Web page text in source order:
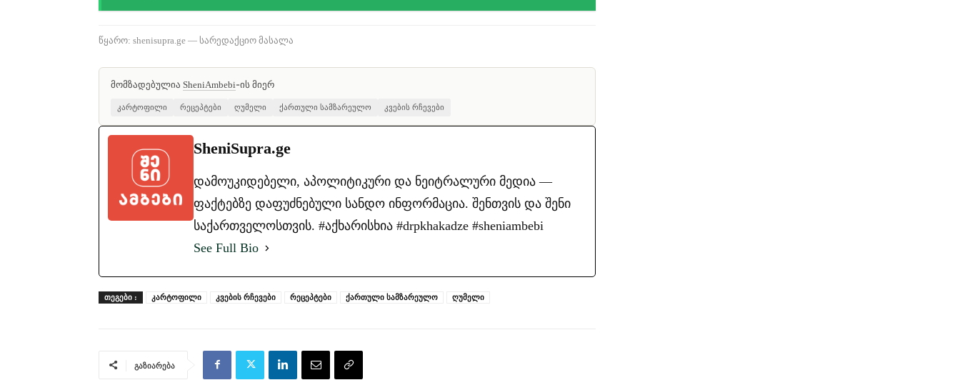
წყარო: shenisupra.ge — სარედაქციო მასალა
მომზადებულია SheniAmbebi-ის მიერ
კარტოფილი რეცეპტები ღუმელი ქართული სამზარეულო კვების რჩევები
SheniSupra.ge
დამოუკიდებელი, აპოლიტიკური და ნეიტრალური მედია —
ფაქტებზე დაფუძნებული სანდო ინფორმაცია. შენთვის და შენი
საქართველოსთვის. #აქხარისხია #drpkhakadze #sheniambebi
See Full Bio
ᲗᲔᲒᲔᲑᲘ : კარტოფილი კვების რჩევები რეცეპტები ქართული სამზარეულო ღუმელი
გაზიარება